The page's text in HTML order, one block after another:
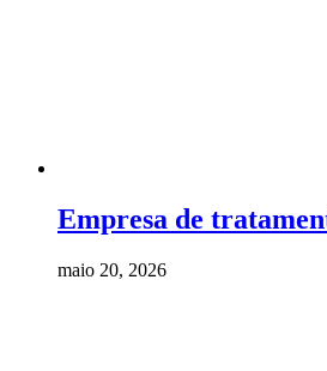
Empresa de
maio 20, 2026